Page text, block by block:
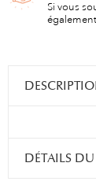
Si vous
DÉTAILS